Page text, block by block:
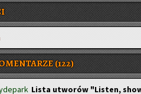
(122)
Lista utworów "Listen,